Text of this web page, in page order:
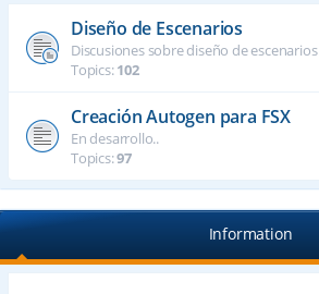
Diseño de Escenarios
Discusiones sobre diseño de escenarios
Topics:102
Creación Autogen para FSX
En desarrollo..
Topics:97
Information